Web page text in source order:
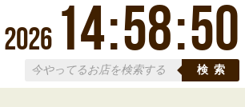
2026 14:58:51
検索